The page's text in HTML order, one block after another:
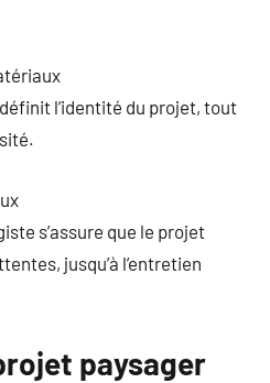
l’identité du projet, tout
s’assure que le projet
jusqu’à l’entretien
paysager